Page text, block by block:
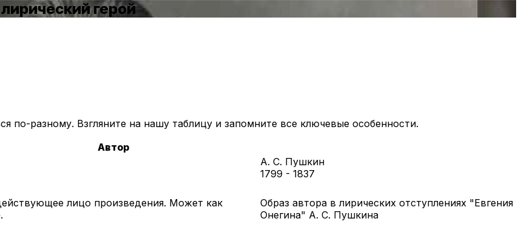
герой
по-разному. Взгляните на нашу таблицу и запомните все ключевые особенности.
Автор
А. С. Пушкин
1799 - 1837
лицо произведения. Может как
Образ автора в лирических отступлениях "Евгения
Онегина" А. С. Пушкина